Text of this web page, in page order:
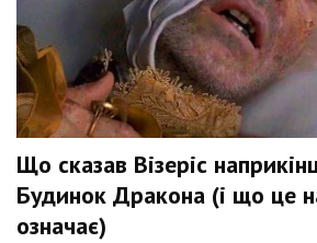
Що сказав Візеріс
Будинок Дракона (і що це
означає)